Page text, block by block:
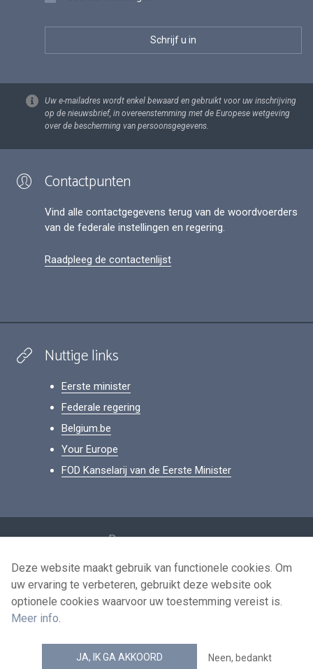
Uw e-mailadres wordt enkel bewaard en gebruikt voor uw inschrijving
op de nieuwsbrief, in overeenstemming met de Europese wetgeving
over de bescherming van persoonsgegevens.
Contactpunten
Vind alle contactgegevens terug van de woordvoerders
van de federale instellingen en regering.
Raadpleeg de contactenlijst
Nuttige links
Eerste minister
Federale regering
Belgium.be
Your Europe
FOD Kanselarij van de Eerste Minister
Persoonsgegevens
Voorwaarden voor het hergebruik
Contacteer ons
news.belgium RSS feed
Deze website maakt gebruik van functionele cookies. Om
uw ervaring te verbeteren, gebruikt deze website ook
optionele cookies waarvoor uw toestemming vereist is.
Meer info.
JA, IK GA AKKOORD Neen, bedankt